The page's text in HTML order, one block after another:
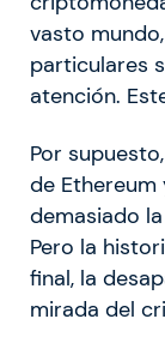
vasto
particulares
atención.
Por
de Ethereum
demasiado
Pero la
final, la
mirada del